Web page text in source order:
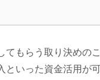
もらう取り決めのこ
いった資金活用が可